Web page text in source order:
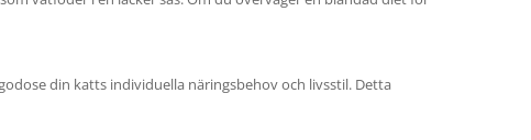
din katts individuella näringsbehov och livsstil. Detta